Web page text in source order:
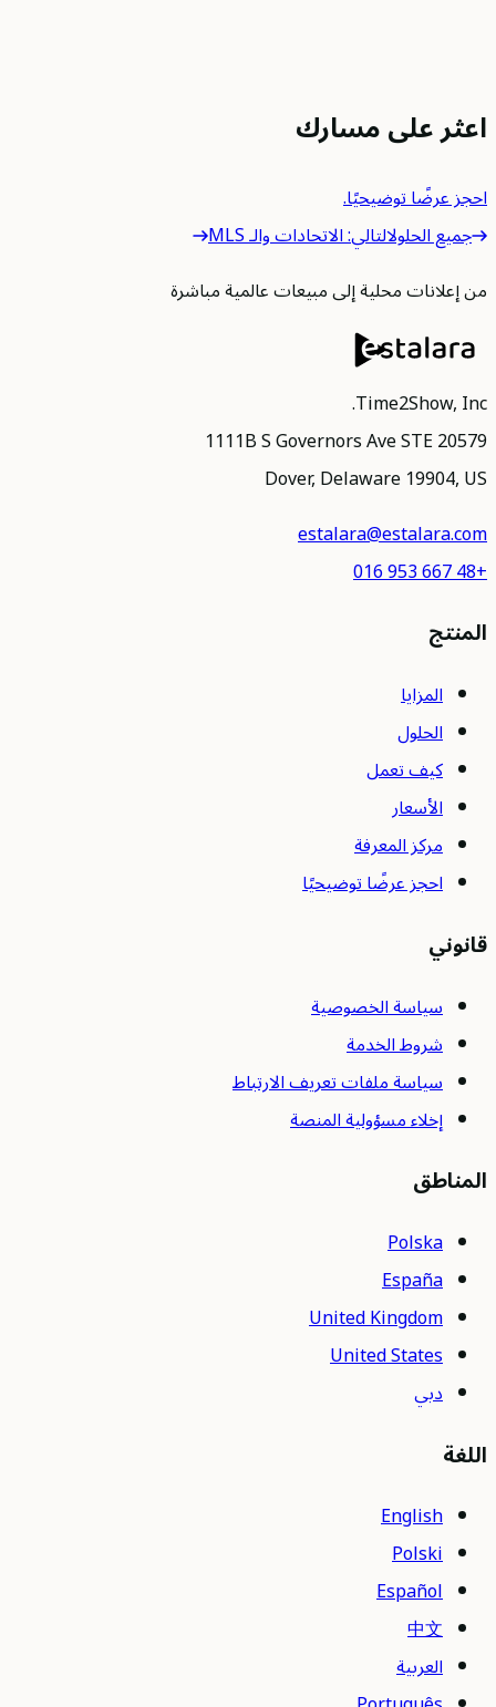
اعثر على مسارك
احجز عرضًا توضيحيًا.
جميع الحلولالتالي:الاتحادات والـ MLS
من إعلانات محلية إلى مبيعات عالمية مباشرة
Time2Show, Inc.
1111B S Governors Ave STE 20579
Dover, Delaware 19904, US
estalara@estalara.com
+48 667 953 016
المنتج
المزايا
الحلول
كيف تعمل
الأسعار
مركز المعرفة
احجز عرضًا توضيحيًا
قانوني
سياسة الخصوصية
شروط الخدمة
سياسة ملفات تعريف الارتباط
إخلاء مسؤولية المنصة
المناطق
Polska
España
United Kingdom
United States
دبي
اللغة
English
Polski
Español
中文
العربية